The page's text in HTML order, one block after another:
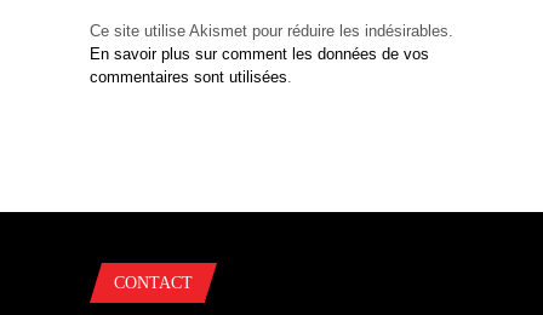
Ce site utilise Akismet pour réduire les indésirables.
En savoir plus sur comment les données de vos
commentaires sont utilisées
CONTACT